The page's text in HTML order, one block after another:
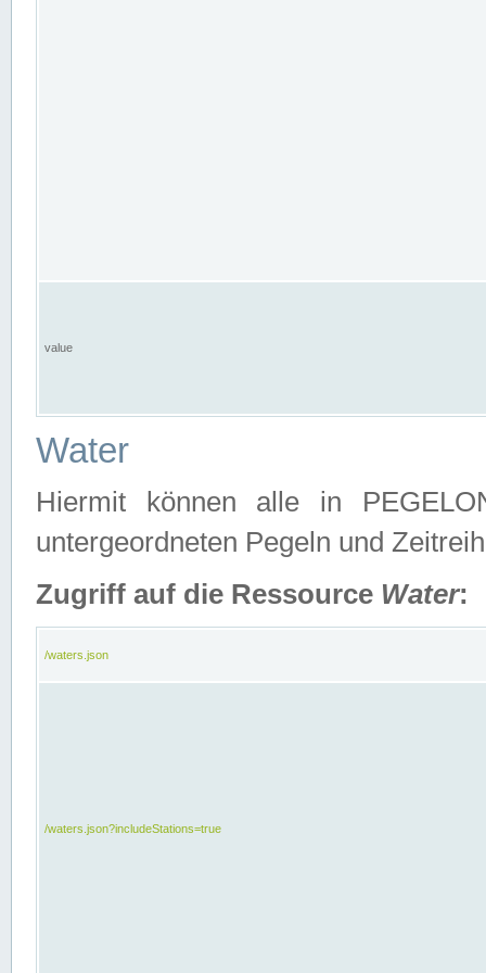
value
Water
Hiermit können alle in
untergeordneten Pegeln und
Zugriff auf die Ressource Water:
/waters.json
/waters.json?includeStations=true